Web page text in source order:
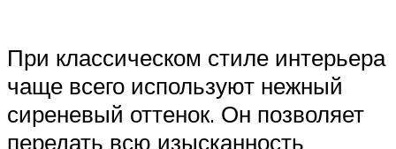
При классическом стиле интерьера
чаще всего используют нежный
сиреневый оттенок. Он позволяет
передать всю изысканность